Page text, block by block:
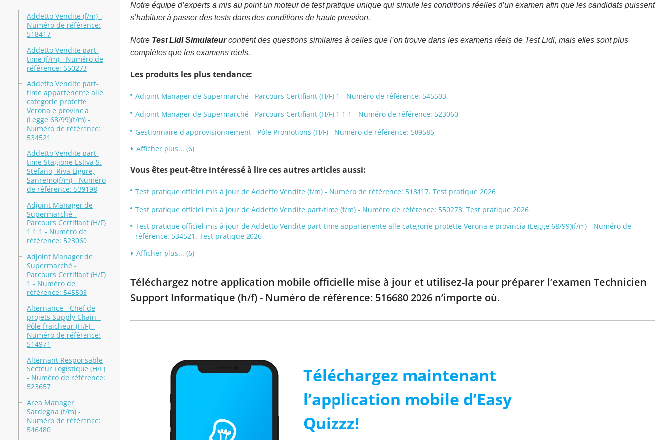
Addetto Vendite (f/m) -
Numéro de référence:
518417
Addetto Vendite part-
time (f/m) - Numéro de
référence: 550273
Addetto Vendite part-
time appartenente alle
categorie protette
Verona e provincia
(Legge 68/99)(f/m) -
Numéro de référence:
534521
Addetto Vendite part-
time Stagione Estiva S.
Stefano, Riva Ligure,
Sanremo(f/m) - Numéro
de référence: 539198
Adjoint Manager de
Supermarché -
Parcours Certifiant (H/F)
1 1 1 - Numéro de
référence: 523060
Adjoint Manager de
Supermarché -
Parcours Certifiant (H/F)
1 - Numéro de
référence: 545503
Alternance - Chef de
projets Supply Chain -
Pôle fraicheur (H/F) -
Numéro de référence:
514971
Alternant Responsable
Secteur Logistique (H/F)
- Numéro de référence:
523657
Area Manager
Sardegna (f/m) -
Numéro de référence:
546480
Notre équipe d’experts a mis au point un moteur de test pratique unique qui simule les conditions réelles d’un examen afin que les candidats puissent
s’habituer à passer des tests dans des conditions de haute pression.
Notre Test Lidl Simulateurcontient des questions similaires à celles que l’on trouve dans les examens réels de Test Lidl, mais elles sont plus
complètes que les examens réels.
Les produits les plus tendance:
Adjoint Manager de Supermarché - Parcours Certifiant (H/F) 1 - Numéro de référence: 545503
Adjoint Manager de Supermarché - Parcours Certifiant (H/F) 1 1 1 - Numéro de référence: 523060
Gestionnaire d'approvisionnement - Pôle Promotions (H/F) - Numéro de référence: 509585
Afficher plus... (6)
Vous êtes peut-être intéressé à lire ces autres articles aussi:
Test pratique officiel mis à jour de Addetto Vendite (f/m) - Numéro de référence: 518417. Test pratique 2026
Test pratique officiel mis à jour de Addetto Vendite part-time (f/m) - Numéro de référence: 550273. Test pratique 2026
Test pratique officiel mis à jour de Addetto Vendite part-time appartenente alle categorie protette Verona e provincia (Legge 68/99)(f/m) - Numéro de
référence: 534521. Test pratique 2026
Afficher plus... (6)
Téléchargez notre application mobile officielle mise à jour et utilisez-la pour préparer l’examen Technicien
Support Informatique (h/f) - Numéro de référence: 516680 2026 n’importe où.
Téléchargez maintenant
l’application mobile d’Easy
Quizzz!